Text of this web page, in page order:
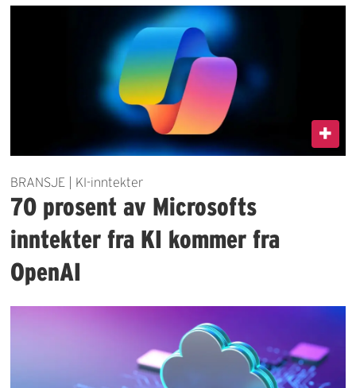
BRANSJE | KI-inntekter
70 prosent av Microsofts
inntekter fra KI kommer fra
OpenAI